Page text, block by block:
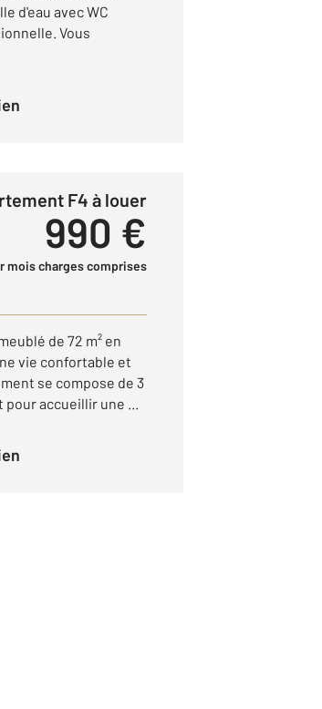
d'eau avec WC
Vous
F4 à louer
990 €
mois charges comprises
de 72 m² en
vie confortable et
se compose de 3
pour accueillir une ...